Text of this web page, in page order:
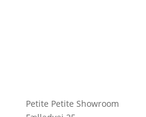
Petite Petite Showroom